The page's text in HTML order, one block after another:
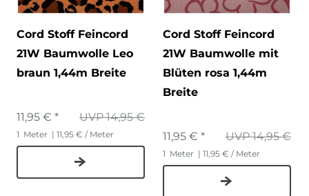
Cord Stoff Feincord
21W Baumwolle Leo
braun 1,44m Breite
UVP 14,95 €
11,95 € *
1 Meter | 11,95 € / Meter
Cord Stoff Feincord
21W Baumwolle mit
Blüten rosa 1,44m
Breite
UVP 14,95 €
11,95 € *
1 Meter | 11,95 € / Meter